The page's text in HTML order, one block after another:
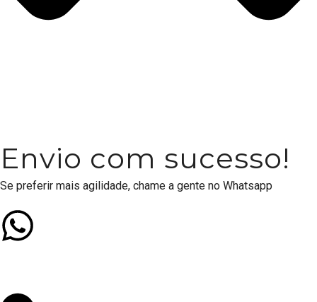
Envio com sucesso!
Se preferir mais agilidade, chame a gente no Whatsapp